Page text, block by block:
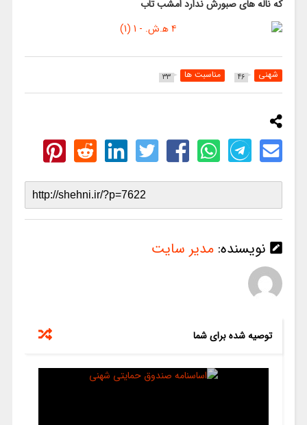
که ناله های صبورش ندارد امشب تاب
شهنی 46 مناسبت ها 33
نویسنده: مدیر سایت
توصیه شده برای شما